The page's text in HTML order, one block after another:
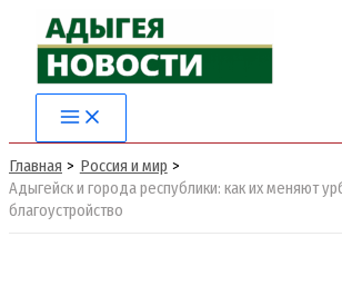
Перейти
содержимому
Главная
Россия и мир
Адыгейск и города республики: как их меняют
благоустройство